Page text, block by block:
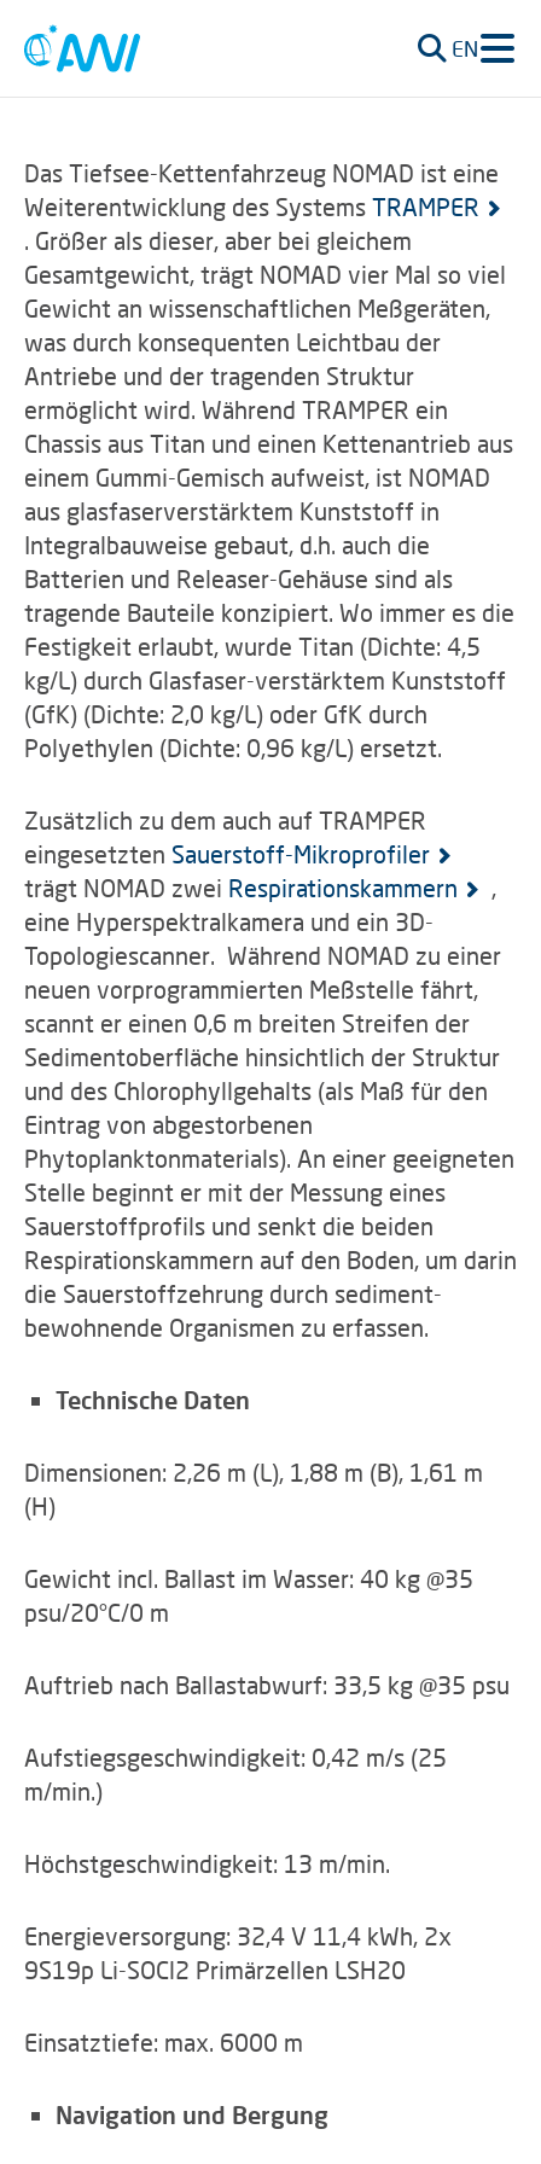
EN
Das Tiefsee-Kettenfahrzeug NOMAD ist eine
Weiterentwicklung des Systems TRAMPER
. Größer als dieser, aber bei gleichem
Gesamtgewicht, trägt NOMAD vier Mal so viel
Gewicht an wissenschaftlichen Meßgeräten,
was durch konsequenten Leichtbau der
Antriebe und der tragenden Struktur
ermöglicht wird. Während TRAMPER ein
Chassis aus Titan und einen Kettenantrieb aus
einem Gummi-Gemisch aufweist, ist NOMAD
aus glasfaserverstärktem Kunststoff in
Integralbauweise gebaut, d.h. auch die
Batterien und Releaser-Gehäuse sind als
tragende Bauteile konzipiert. Wo immer es die
Festigkeit erlaubt, wurde Titan (Dichte: 4,5
kg/L) durch Glasfaser-verstärktem Kunststoff
(GfK) (Dichte: 2,0 kg/L) oder GfK durch
Polyethylen (Dichte: 0,96 kg/L) ersetzt.
Zusätzlich zu dem auch auf TRAMPER
eingesetzten Sauerstoff-Mikroprofiler
trägt NOMAD zwei Respirationskammern
,
eine Hyperspektralkamera und ein 3D-
Topologiescanner. Während NOMAD zu einer
neuen vorprogrammierten Meßstelle fährt,
scannt er einen 0,6 m breiten Streifen der
Sedimentoberfläche hinsichtlich der Struktur
und des Chlorophyllgehalts (als Maß für den
Eintrag von abgestorbenen
Phytoplanktonmaterials). An einer geeigneten
Stelle beginnt er mit der Messung eines
Sauerstoffprofils und senkt die beiden
Respirationskammern auf den Boden, um darin
die Sauerstoffzehrung durch sediment-
bewohnende Organismen zu erfassen.
Technische Daten
Dimensionen: 2,26 m (L), 1,88 m (B), 1,61 m
(H)
Gewicht incl. Ballast im Wasser: 40 kg @35
psu/20°C/0 m
Auftrieb nach Ballastabwurf: 33,5 kg @35 psu
Aufstiegsgeschwindigkeit: 0,42 m/s (25
m/min.)
Höchstgeschwindigkeit: 13 m/min.
Energieversorgung: 32,4 V 11,4 kWh, 2x
9S19p Li-SOCl2 Primärzellen LSH20
Einsatztiefe: max. 6000 m
Navigation und Bergung